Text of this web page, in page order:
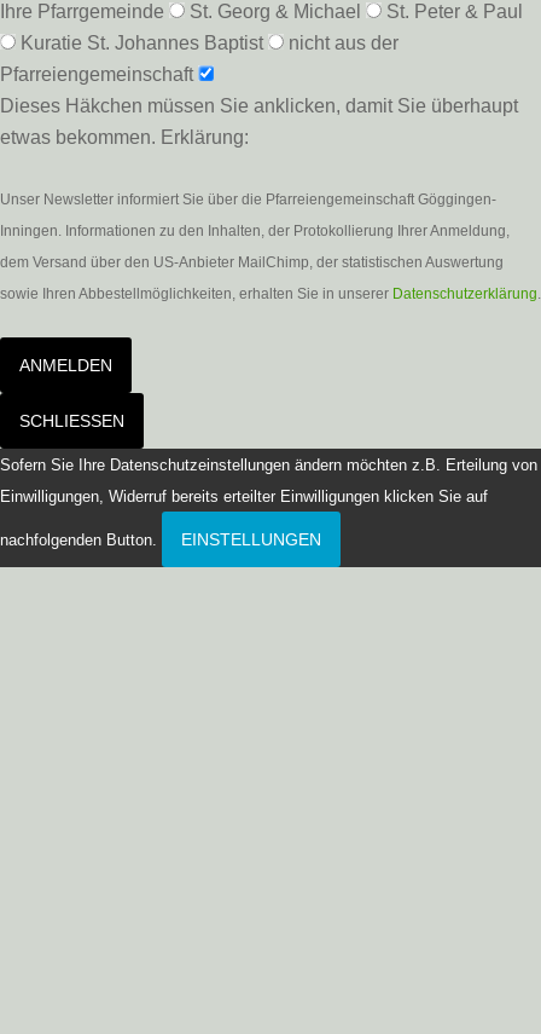
Ihre Pfarrgemeinde St. Georg & Michael
St. Peter & Paul
Kuratie St. Johannes Baptist
nicht aus der
Pfarreiengemeinschaft
Dieses Häkchen müssen Sie anklicken, damit Sie überhaupt
etwas bekommen. Erklärung:
Unser Newsletter informiert Sie über die Pfarreiengemeinschaft Göggingen-
Inningen. Informationen zu den Inhalten, der Protokollierung Ihrer Anmeldung,
dem Versand über den US-Anbieter MailChimp, der statistischen Auswertung
sowie Ihren Abbestellmöglichkeiten, erhalten Sie in unserer Datenschutzerklärung.
ANMELDEN
SCHLIESSEN
Sofern Sie Ihre Datenschutzeinstellungen ändern möchten z.B. Erteilung von
Einwilligungen, Widerruf bereits erteilter Einwilligungen klicken Sie auf
nachfolgenden Button. EINSTELLUNGEN